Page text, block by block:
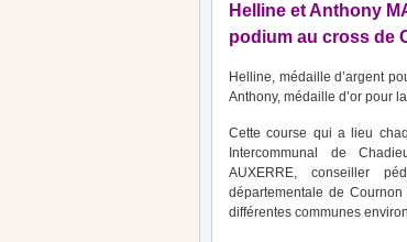
Helline et Anthony
podium au cross de
Helline, médaille d’argent
Anthony, médaille d’or pour
Cette course qui a lieu
Intercommunal de
AUXERRE, conseiller
départementale de
différentes communes